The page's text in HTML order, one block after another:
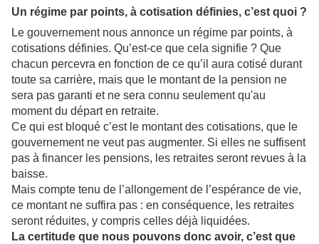
Un régime par points, à cotisation définies, c’est quoi ?
Le gouvernement nous annonce un régime par points, à
cotisations définies. Qu’est-ce que cela signifie ? Que
chacun percevra en fonction de ce qu’il aura cotisé durant
toute sa carrière, mais que le montant de la pension ne
sera pas garanti et ne sera connu seulement qu'au
moment du départ en retraite.
Ce qui est bloqué c’est le montant des cotisations, que le
gouvernement ne veut pas augmenter. Si elles ne suffisent
pas à financer les pensions, les retraites seront revues à la
baisse.
Mais compte tenu de l’allongement de l’espérance de vie,
ce montant ne suffira pas : en conséquence, les retraites
seront réduites, y compris celles déjà liquidées.
La certitude que nous pouvons donc avoir, c’est que